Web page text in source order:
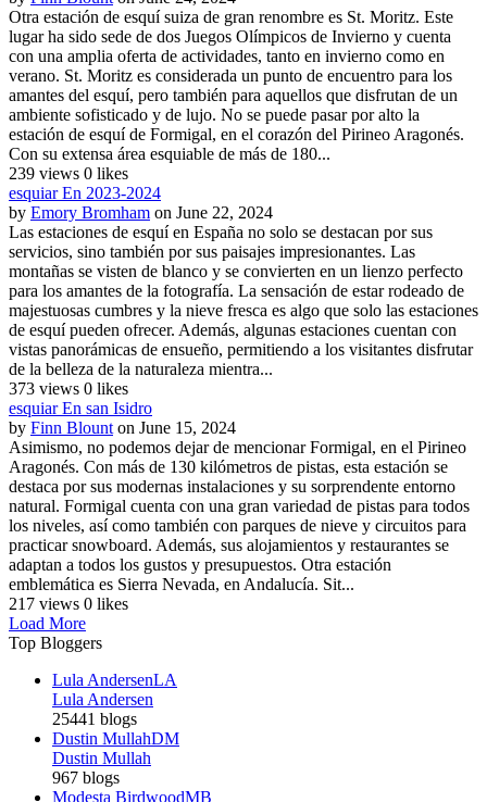
Otra estación de esquí suiza de gran renombre es St. Moritz. Este
lugar ha sido sede de dos Juegos Olímpicos de Invierno y cuenta
con una amplia oferta de actividades, tanto en invierno como en
verano. St. Moritz es considerada un punto de encuentro para los
amantes del esquí, pero también para aquellos que disfrutan de un
ambiente sofisticado y de lujo. No se puede pasar por alto la
estación de esquí de Formigal, en el corazón del Pirineo Aragonés.
Con su extensa área esquiable de más de 180...
239 views 0 likes
esquiar En 2023-2024
by Emory Bromham on June 22, 2024
Las estaciones de esquí en España no solo se destacan por sus
servicios, sino también por sus paisajes impresionantes. Las
montañas se visten de blanco y se convierten en un lienzo perfecto
para los amantes de la fotografía. La sensación de estar rodeado de
majestuosas cumbres y la nieve fresca es algo que solo las estaciones
de esquí pueden ofrecer. Además, algunas estaciones cuentan con
vistas panorámicas de ensueño, permitiendo a los visitantes disfrutar
de la belleza de la naturaleza mientra...
373 views 0 likes
esquiar En san Isidro
by Finn Blount on June 15, 2024
Asimismo, no podemos dejar de mencionar Formigal, en el Pirineo
Aragonés. Con más de 130 kilómetros de pistas, esta estación se
destaca por sus modernas instalaciones y su sorprendente entorno
natural. Formigal cuenta con una gran variedad de pistas para todos
los niveles, así como también con parques de nieve y circuitos para
practicar snowboard. Además, sus alojamientos y restaurantes se
adaptan a todos los gustos y presupuestos. Otra estación
emblemática es Sierra Nevada, en Andalucía. Sit...
217 views 0 likes
Load More
Top Bloggers
Lula AndersenLA
Lula Andersen
25441 blogs
Dustin MullahDM
Dustin Mullah
967 blogs
Modesta BirdwoodMB